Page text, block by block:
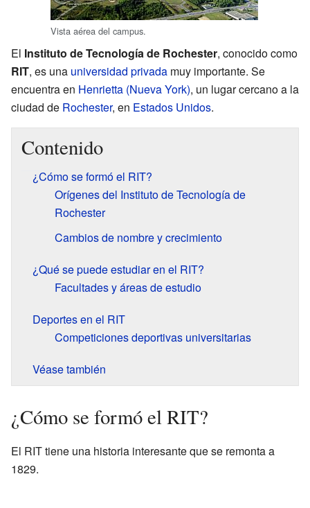
Vista aérea del campus.
El Instituto de Tecnología de Rochester, conocido como
RIT, es una universidad privada muy importante. Se
encuentra en Henrietta (Nueva York), un lugar cercano a la
ciudad de Rochester, en Estados Unidos.
Contenido
¿Cómo se formó el RIT?
Orígenes del Instituto de Tecnología de
Rochester
Cambios de nombre y crecimiento
¿Qué se puede estudiar en el RIT?
Facultades y áreas de estudio
Deportes en el RIT
Competiciones deportivas universitarias
Véase también
¿Cómo se formó el RIT?
El RIT tiene una historia interesante que se remonta a
1829.